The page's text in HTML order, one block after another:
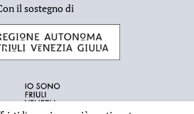
il sostegno di